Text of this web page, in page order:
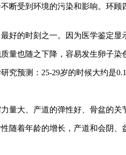
断受到环境的污染和影响。环
的时刻之一。因为医学鉴定显
量也随之下降，容易发生卵子
预测：25-29岁的时候大约是
量大、产道的弹性好、骨盆的关
随着年龄的增长，产道和会阴